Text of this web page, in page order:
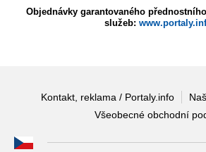
Objednávky garantovaného
služeb:
Kontakt, reklama / Portaly.info
Všeobecné obchodní